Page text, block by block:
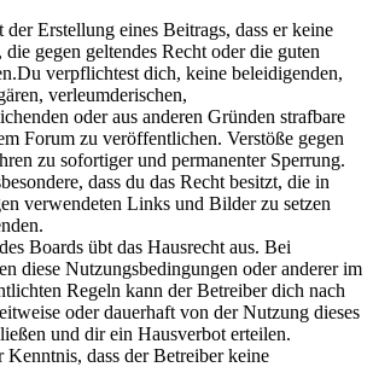
Erstellung eines Beitrags, dass er keine
gegen geltendes Recht oder die guten
verpflichtest dich, keine beleidigenden,
verleumderischen,
oder aus anderen Gründen strafbare
Forum zu veröffentlichen. Verstöße gegen
zu sofortiger und permanenter Sperrung.
dass du das Recht besitzt, die in
verwendeten Links und Bilder zu setzen
Boards übt das Hausrecht aus. Bei
diese Nutzungsbedingungen oder anderer im
Regeln kann der Betreiber dich nach
oder dauerhaft von der Nutzung dieses
und dir ein Hausverbot erteilen.
Kenntnis, dass der Betreiber keine